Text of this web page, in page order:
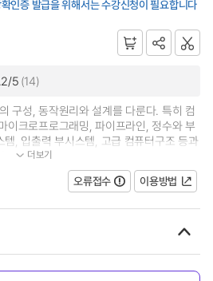
인증 발급을 위해서는 수강신청이 필요합니다
5 (14)
구성, 동작원리와 설계를 다룬다. 특히 컴
이크로프로그래밍, 파이프라인, 정수와 부
, 입출력 부시스템, 고급 컴퓨터구조 등과
더보기
오류접수 이용방법